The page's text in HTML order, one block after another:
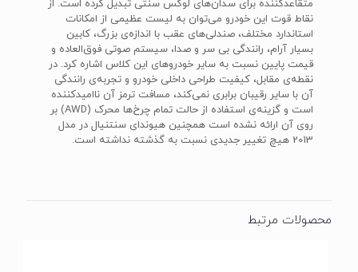
متقاعدکننده برای سدان‌های لوکس سنتی تبدیل کرده است. از
نقاط قوت این خودرو می‌توان به لیست عظیمی از امکانات
استاندارد مختلف، صندلی‌های عقب با اندازه‌ی بزرگ، کابین
بسیار آرام، رانندگی بی سر و صدا، سیستم صوتی فوق‌العاده و
قیمت پایین نسبت به سایر خودروهای این کلاس اشاره کرد. در
نقطه‌ی مقابل، کیفیت طراحی داخلی خودرو و تجربه‌ی رانندگی
آن با سایر رقیبان برابری نمی‌کند، مسافت ترمز آن ناامیدکننده
است و گزینه‌ی استفاده از حالت تمام چرخ‌ها محرک (AWD) بر
روی آن ارائه نشده است همچنین هیوندای سنتنیال در مدل
2013 هیچ تغییر جدیدی نسبت به گذشته نداشته است.
محصولات مرتبط